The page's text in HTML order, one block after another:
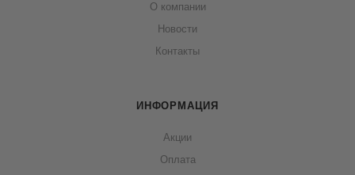
О компании
Новости
Контакты
ИНФОРМАЦИЯ
Акции
Оплата